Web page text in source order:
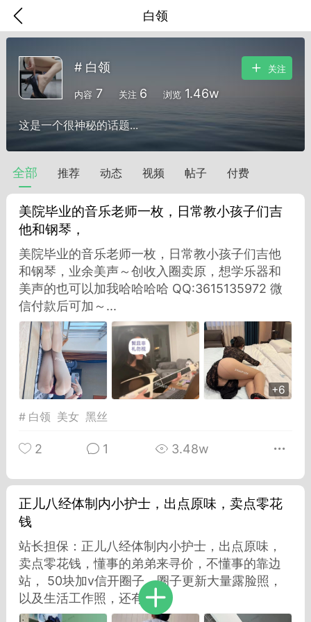
白领
味”的小姐
大二女生囡囡
Dsisley女
曲奇小饼干
小姐姐 海航在飞空姐
# 白领
内容 7 关注 6 浏览 1.46w
关注
这是一个很神秘的话题...
全部 推荐 动态 视频 帖子 付费
美院毕业的音乐老师一枚，日常教小孩子们吉
他和钢琴，
美院毕业的音乐老师一枚，日常教小孩子们吉他
和钢琴，业余美声～创收入圈卖原，想学乐器和
美声的也可以加我哈哈哈哈 QQ:3615135972 微
信付款后可加～...
+6
# 白领 美女 黑丝
2 1 3.48w
正儿八经体制内小护士，出点原味，卖点零花
钱
站长担保：正儿八经体制内小护士，出点原味，
卖点零花钱，懂事的弟弟来寻价，不懂事的靠边
站， 50块加v信开圈子，圈子更新大量露脸照，
以及生活工作照，还有...